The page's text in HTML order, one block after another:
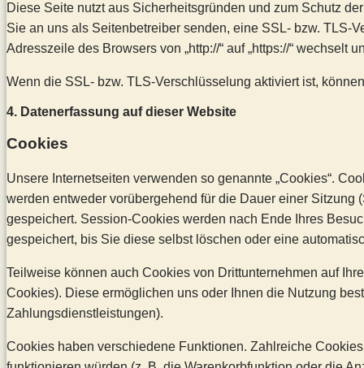
Diese Seite nutzt aus Sicherheitsgründen und zum Schutz
Sie an uns als Seitenbetreiber senden, eine SSL- bzw. TLS-
Adresszeile des Browsers von „http://“ auf „https://“ wechselt
Wenn die SSL- bzw. TLS-Verschlüsselung aktiviert ist,
4. Datenerfassung auf dieser Website
Cookies
Unsere Internetseiten verwenden so genannte „Cookies“.
werden entweder vorübergehend für die Dauer einer
gespeichert. Session-Cookies werden nach Ende Ihres
gespeichert, bis Sie diese selbst löschen oder eine
Teilweise können auch Cookies von Drittunternehmen auf
Cookies). Diese ermöglichen uns oder Ihnen die Nutzung
Zahlungsdienstleistungen).
Cookies haben verschiedene Funktionen. Zahlreiche